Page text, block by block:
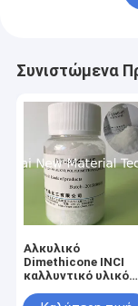
Συνιστώμενα
Αλκυλικό
Dimethicone INCI
καλλυντικό υλικό
C26-28 για Makeup